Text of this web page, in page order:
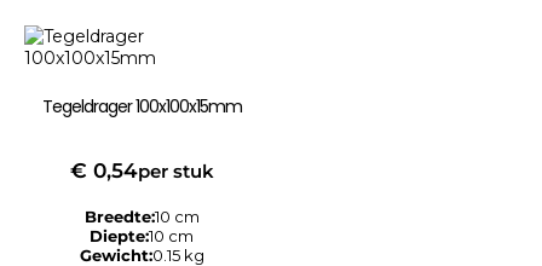
Tegeldrager 100x100x15mm
€ 0,54per stuk
Breedte:10 cm
Diepte:10 cm
Gewicht:0.15 kg